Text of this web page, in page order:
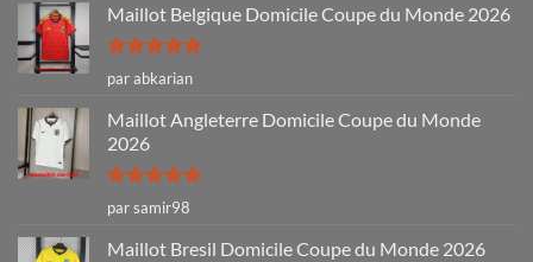
Maillot Belgique Domicile Coupe du Monde 2026
Note5sur
5
par abkarian
Maillot Angleterre Domicile Coupe du Monde
2026
Note5sur
5
par samir98
Maillot Bresil Domicile Coupe du Monde 2026